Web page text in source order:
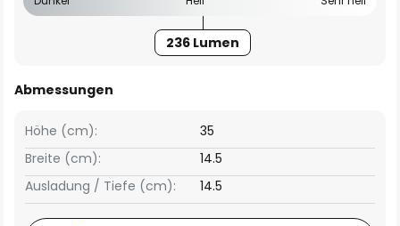
236 Lumen
Abmessungen
Breite (cm): 14.5
Höhe (cm): 35
Ausladung / Tiefe (cm): 14.5